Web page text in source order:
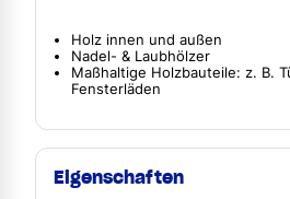
Holz innen und außen
Nadel- & Laubhölzer
Maßhaltige Holzbauteile: z. B.
Fensterläden
Eigenschaften